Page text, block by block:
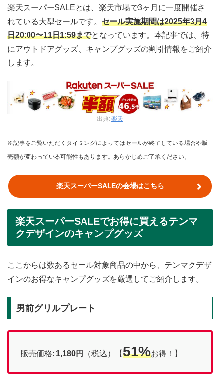
楽天スーパーSALEとは、楽天市場で3ヶ月に一度開催さ
れている大型セールです。 セール実施期間は2025年3月4
日20:00〜11日1:59までとなっています。本記事では、特
にアウトドアグッズ、キャンプグッズの割引情報をご紹介
します。
出典: 楽天
※記事をご覧いただくタイミングによってはセールが終了している場合や販
売額が変わっている可能性もあります。あらかじめご了承ください。
楽天スーパーSALEの会場はこちら
楽天スーパーSALEでお得に買えるテンマ
クデザインのキャンプグッズ
ここからは数あるセール対象商品の中から、テンマクデザ
インのお得なキャンプグッズを厳選してご紹介します。
男前グリルプレート
販売価格: 1,180円 （税込）【51%お得！】